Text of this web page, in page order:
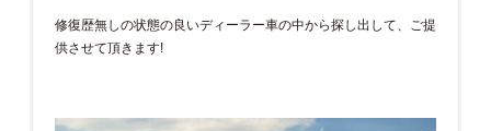
修復歴無しの状態の良いディーラー車の中から探し出して、ご提
供させて頂きます!